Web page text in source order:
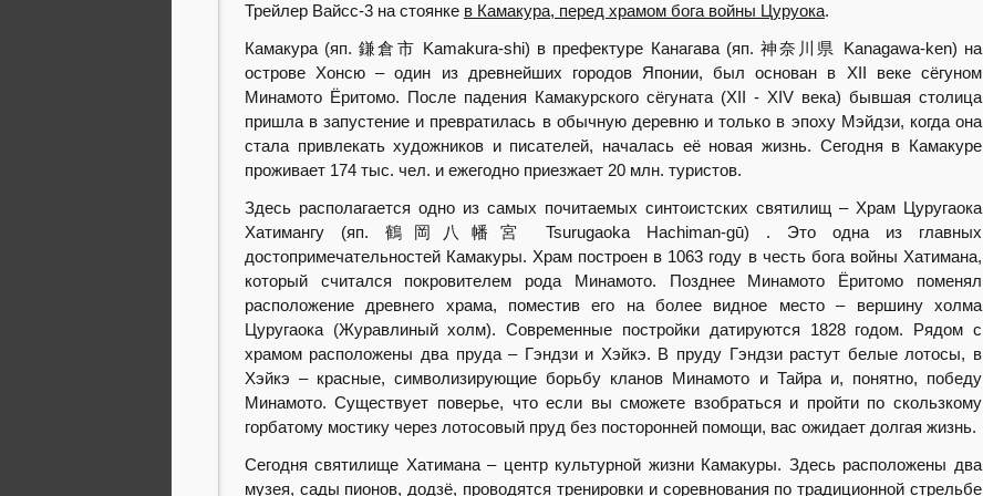
Трейлер Вайсс-3 на стоянке в Камакура, перед храмом бога войны Цуруока.
Камакура (яп. 鎌倉市 Kamakura-shi) в префектуре Канагава (яп. 神奈川県 Kanagawa-ken) на
острове Хонсю – один из древнейших городов Японии, был основан в XII веке сёгуном
Минамото Ёритомо. После падения Камакурского сёгуната (XII - XIV века) бывшая столица
пришла в запустение и превратилась в обычную деревню и только в эпоху Мэйдзи, когда она
стала привлекать художников и писателей, началась её новая жизнь. Сегодня в Камакуре
проживает 174 тыс. чел. и ежегодно приезжает 20 млн. туристов.
Здесь располагается одно из самых почитаемых синтоистских святилищ – Храм Цуругаока
Хатимангу (яп. 鶴岡八幡宮 Tsurugaoka Hachiman-gū) . Это одна из главных
достопримечательностей Камакуры. Храм построен в 1063 году в честь бога войны Хатимана,
который считался покровителем рода Минамото. Позднее Минамото Ёритомо поменял
расположение древнего храма, поместив его на более видное место – вершину холма
Цуругаока (Журавлиный холм). Современные постройки датируются 1828 годом. Рядом с
храмом расположены два пруда – Гэндзи и Хэйкэ. В пруду Гэндзи растут белые лотосы, в
Хэйкэ – красные, символизирующие борьбу кланов Минамото и Тайра и, понятно, победу
Минамото. Существует поверье, что если вы сможете взобраться и пройти по скользкому
горбатому мостику через лотосовый пруд без посторонней помощи, вас ожидает долгая жизнь.
Сегодня святилище Хатимана – центр культурной жизни Камакуры. Здесь расположены два
музея, сады пионов, додзё, проводятся тренировки и соревнования по традиционной стрельбе